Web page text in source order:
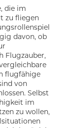
die im
zu fliegen
davon, ob
Flugzauber,
flugfähige
von
Selbst
im
zu wollen,